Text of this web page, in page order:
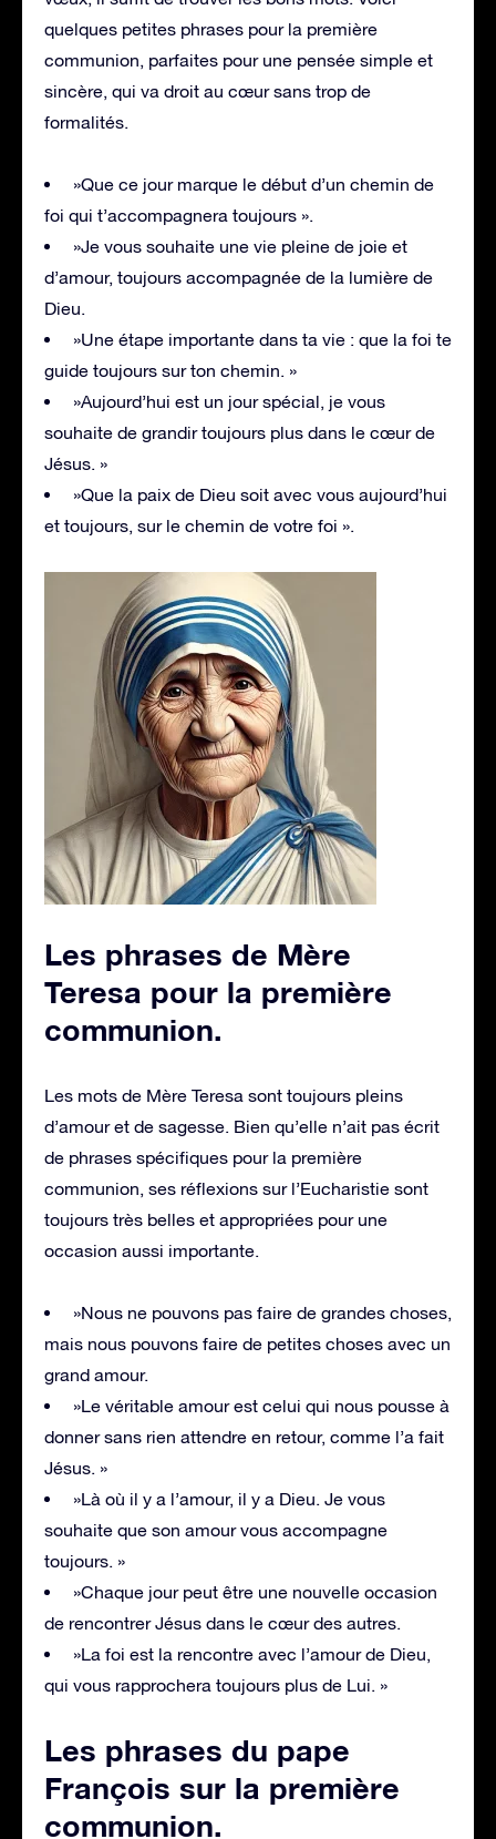
quelques petites phrases pour la première
communion, parfaites pour une pensée simple et
sincère, qui va droit au cœur sans trop de
formalités.
»Que ce jour marque le début d’un chemin de
foi qui t’accompagnera toujours ».
»Je vous souhaite une vie pleine de joie et
d’amour, toujours accompagnée de la lumière de
Dieu.
»Une étape importante dans ta vie : que la foi te
guide toujours sur ton chemin. »
»Aujourd’hui est un jour spécial, je vous
souhaite de grandir toujours plus dans le cœur de
Jésus. »
»Que la paix de Dieu soit avec vous aujourd’hui
et toujours, sur le chemin de votre foi ».
Les phrases de Mère
Teresa pour la première
communion.
Les mots de Mère Teresa sont toujours pleins
d’amour et de sagesse. Bien qu’elle n’ait pas écrit
de phrases spécifiques pour la première
communion, ses réflexions sur l’Eucharistie sont
toujours très belles et appropriées pour une
occasion aussi importante.
»Nous ne pouvons pas faire de grandes choses,
mais nous pouvons faire de petites choses avec un
grand amour.
»Le véritable amour est celui qui nous pousse à
donner sans rien attendre en retour, comme l’a fait
Jésus. »
»Là où il y a l’amour, il y a Dieu. Je vous
souhaite que son amour vous accompagne
toujours. »
»Chaque jour peut être une nouvelle occasion
de rencontrer Jésus dans le cœur des autres.
»La foi est la rencontre avec l’amour de Dieu,
qui vous rapprochera toujours plus de Lui. »
Les phrases du pape
François sur la première
communion.